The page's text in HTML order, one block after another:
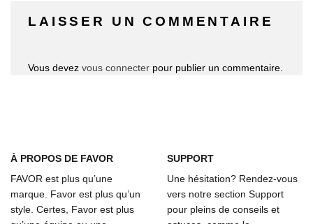
LAISSER UN COMMENTAIRE
Vous devez vous connecter pour publier un commentaire.
À PROPOS DE FAVOR
FAVOR est plus qu’une
marque. Favor est plus qu’un
style. Certes, Favor est plus
SUPPORT
Une hésitation? Rendez-vous
vers notre section Support
pour pleins de conseils et